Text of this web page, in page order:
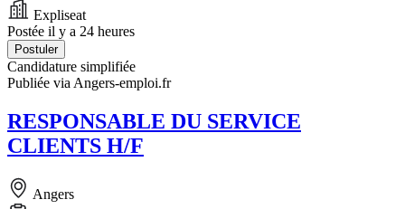
Expliseat
Postée il y a 24 heures
Postuler
Candidature simplifiée
Publiée via Angers-emploi.fr
RESPONSABLE DU SERVICE
CLIENTS H/F
Angers